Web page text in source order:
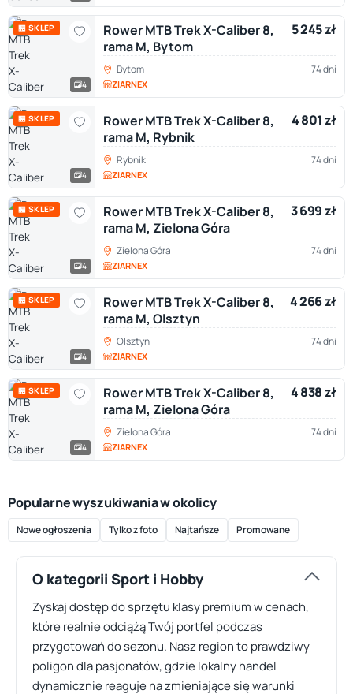
🏪 SKLEP
4
Rower MTB Trek X-Caliber 8,
rama M, Bytom
5 245 zł
Bytom 74 dni
ZIARNEX
🏪 SKLEP
4
Rower MTB Trek X-Caliber 8,
rama M, Rybnik
4 801 zł
Rybnik 74 dni
ZIARNEX
🏪 SKLEP
4
Rower MTB Trek X-Caliber 8,
rama M, Zielona Góra
3 699 zł
Zielona Góra 74 dni
ZIARNEX
🏪 SKLEP
4
Rower MTB Trek X-Caliber 8,
rama M, Olsztyn
4 266 zł
Olsztyn 74 dni
ZIARNEX
🏪 SKLEP
4
Rower MTB Trek X-Caliber 8,
rama M, Zielona Góra
4 838 zł
Zielona Góra 74 dni
ZIARNEX
Popularne wyszukiwania w okolicy
Nowe ogłoszenia Tylko z foto Najtańsze Promowane
O kategorii Sport i Hobby
Zyskaj dostęp do sprzętu klasy premium w cenach,
które realnie odciążą Twój portfel podczas
przygotowań do sezonu. Nasz region to prawdziwy
poligon dla pasjonatów, gdzie lokalny handel
dynamicznie reaguje na zmieniające się warunki